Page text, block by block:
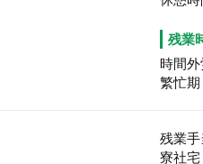
残業
時間
繁忙期
残業手
寮社宅